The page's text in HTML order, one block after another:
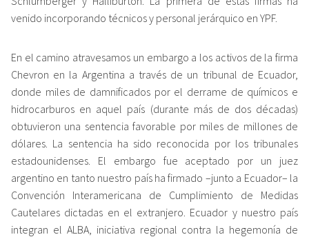
venido incorporando técnicos y personal jerárquico en YPF.
En el camino atravesamos un embargo a los activos de la firma
Chevron en la Argentina a través de un tribunal de Ecuador,
donde miles de damnificados por el derrame de químicos e
hidrocarburos en aquel país (durante más de dos décadas)
obtuvieron una sentencia favorable por miles de millones de
dólares. La sentencia ha sido reconocida por los tribunales
estadounidenses. El embargo fue aceptado por un juez
argentino en tanto nuestro país ha firmado –junto a Ecuador– la
Convención Interamericana de Cumplimiento de Medidas
Cautelares dictadas en el extranjero. Ecuador y nuestro país
integran el ALBA, iniciativa regional contra la hegemonía de